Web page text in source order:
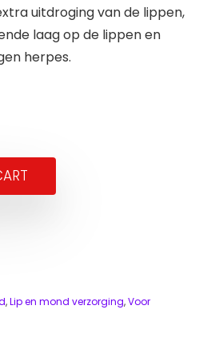
uitdroging van de lippen,
laag op de lippen en
herpes.
,Lip en mond verzorging,Voor